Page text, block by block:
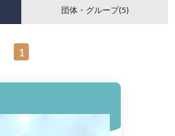
団体・グループ(5)
1